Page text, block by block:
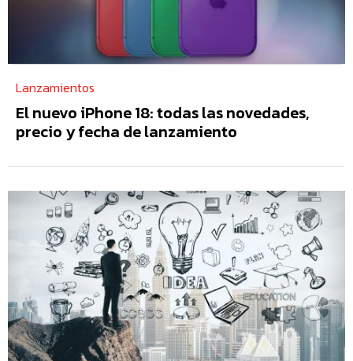
Lanzamientos
El nuevo iPhone 18: todas las novedades,
precio y fecha de lanzamiento